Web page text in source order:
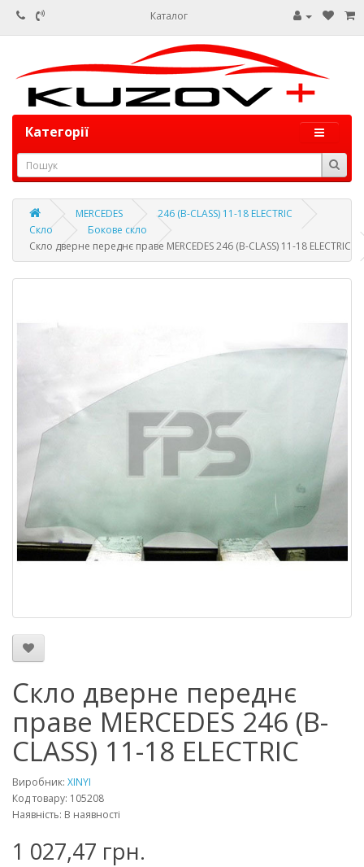
Каталог
Категорії
MERCEDES
246 (B-CLASS) 11-18 ELECTRIC
Скло
Бокове скло
Скло дверне переднє праве MERCEDES 246 (B-CLASS) 11-18 ELECTRIC
Скло дверне переднє
праве MERCEDES 246 (B-
CLASS) 11-18 ELECTRIC
Виробник: XINYI
Код товару: 105208
Наявність: В наявності
1 027,47 грн.